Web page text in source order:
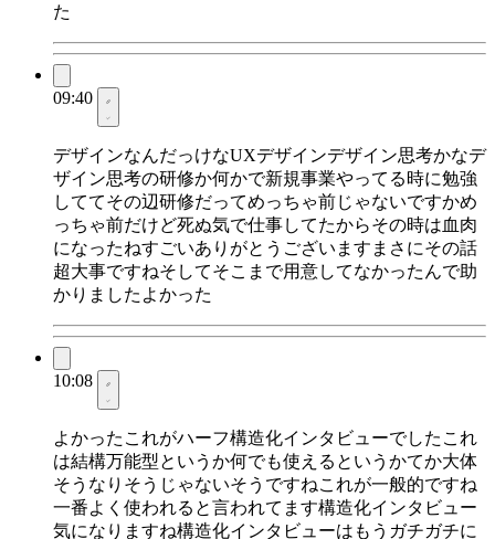
た
09:40
デザインなんだっけなUXデザインデザイン思考かなデ
ザイン思考の研修か何かで新規事業やってる時に勉強
しててその辺研修だってめっちゃ前じゃないですかめ
っちゃ前だけど死ぬ気で仕事してたからその時は血肉
になったねすごいありがとうございますまさにその話
超大事ですねそしてそこまで用意してなかったんで助
かりましたよかった
10:08
よかったこれがハーフ構造化インタビューでしたこれ
は結構万能型というか何でも使えるというかてか大体
そうなりそうじゃないそうですねこれが一般的ですね
一番よく使われると言われてます構造化インタビュー
気になりますね構造化インタビューはもうガチガチに